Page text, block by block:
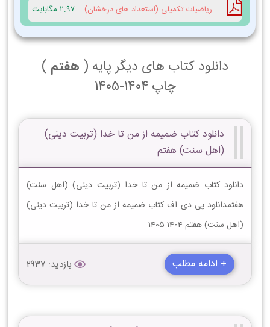
ریاضیات تکمیلی (استعداد های درخشان) 2.97 مگابایت
دانلود کتاب های دیگر پایه ( هفتم )
چاپ 1404-1405
دانلود کتاب ضمیمه از من تا خدا (تربیت دینی)
(اهل سنت) هفتم
دانلود کتاب ضمیمه از من تا خدا (تربیت دینی) (اهل سنت)
هفتمدانلود پی دی اف کتاب ضمیمه از من تا خدا (تربیت دینی)
(اهل سنت) هفتم 1404-1405
+ ادامه مطلب بازدید: 2937